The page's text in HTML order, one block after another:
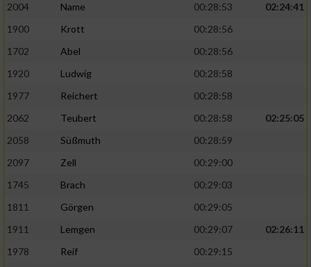
2004
Name 00:28:53
02:24:41
1900
Krott
00:28:56
1702
Abel
00:28:56
1920
Ludwig
00:28:58
1977
Reichert
00:28:58
2062
Teubert 00:28:58
02:25:05
2058
Süßmuth
00:28:59
2097
Zell
00:29:00
1745
Brach
00:29:03
1811
Görgen
00:29:05
1911
Lemgen 00:29:07
02:26:11
1978
Reif
00:29:15